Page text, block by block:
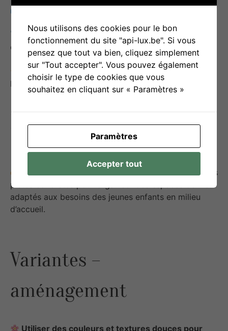
Aider à l’apprentissage et à la participation active
dans les activités de découverte;
Améliorer les relations socialesavec ses pairs et
les adultes encadrants.
Liens utiles
DOCUMENT PDF Penser l’aménagement des
espaces intérieurs – Flash Accueil n°32 (ONE)
– Des
pistes concrètes pour organiser des espaces de vie
adaptés aux besoins des jeunes enfants en milieu
d’accueil.​
Variantes –
aménagement
Utiliser des couleurs et textures douces pour
Nous utilisons des cookies pour le bon
fonctionnement du site "api-lux.be". Si vous
pensez que tout va bien, cliquez simplement
sur "Tout accepter". Vous pouvez également
choisir le type de cookies que vous
souhaitez en cliquant sur « Paramètres »
Paramètres
Accepter tout